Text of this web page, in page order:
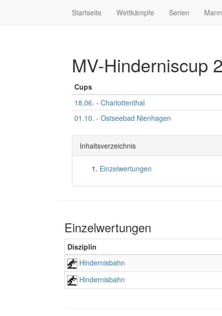
Startseite Wettkämpfe Serien
MV-Hinderniscup
Cups
18.06. - Charlottenthal
01.10. - Ostseebad Nienhagen
Inhaltsverzeichnis
Einzelwertungen
Einzelwertungen
Disziplin
Hindernisbahn
Hindernisbahn